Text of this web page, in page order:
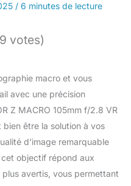
/ 6 minutes de lecture
votes)
macro et vous
avec une précision
Z MACRO 105mm f/2.8 VR
être la solution à vos
d’image remarquable
objectif répond aux
avertis, vous permettant